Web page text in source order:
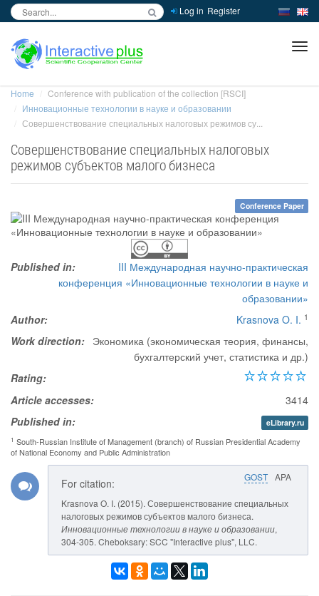
Log in Register
Home
Conference with publication of the collection [RSCI]
Инновационные технологии в науке и образовании
Совершенствование специальных налоговых режимов су...
Совершенствование специальных налоговых
режимов субъектов малого бизнеса
Conference Paper
Published in:
III Международная научно-практическая
конференция «Инновационные технологии в науке и
образовании»
Author:
Krasnova O. I. 1
Work direction: Экономика (экономическая теория, финансы,
бухгалтерский учет, статистика и др.)
Rating:
Article accesses:
3414
Published in:
eLibrary.ru
1 South-Russian Institute of Management (branch) of Russian Presidential Academy
of National Economy and Public Administration
GOST APA
For citation:
Krasnova O. I. (2015). Совершенствование специальных
налоговых режимов субъектов малого бизнеса.
Инновационные технологии в науке и образовании,
304-305. Cheboksary: SCC "Interactive plus", LLC.